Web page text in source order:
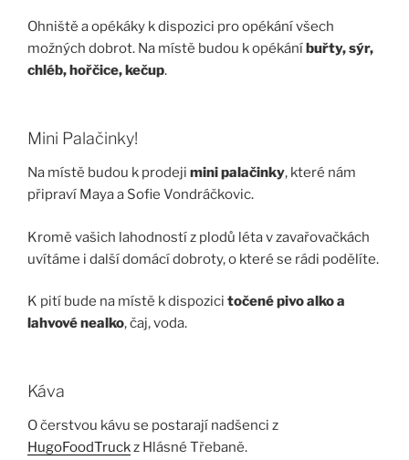
Ohniště a opékáky k dispozici pro opékání všech
možných dobrot. Na místě budou k opékáníbuřty, sýr,
chléb, hořčice, kečup.
Mini Palačinky!
Na místě budou k prodeji mini palačinky, které nám
připraví Maya a Sofie Vondráčkovic.
Kromě vašich lahodností z plodů léta v zavařovačkách
uvítáme i další domácí dobroty, o které se rádi podělíte.
K pití bude na místě k dispozici točené pivo alko a
lahvové nealko, čaj, voda.
Káva
O čerstvou kávu se postarají nadšenci z
HugoFoodTruckz Hlásné Třebaně.